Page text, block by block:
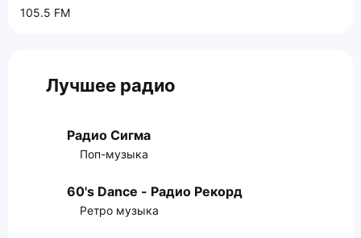
105.5 FM
Лучшее радио
Радио Сигма
Поп-музыка
60's Dance - Радио Рекорд
Ретро музыка